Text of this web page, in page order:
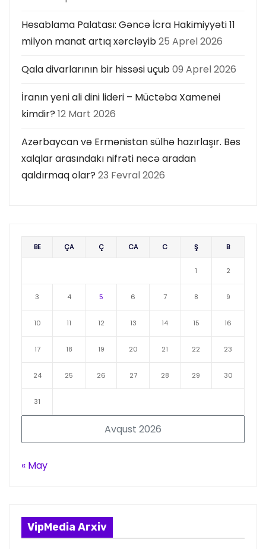
Hesablama Palatası: Gəncə İcra Hakimiyyəti 11
milyon manat artıq xərcləyib25 Aprel 2026
Qala divarlarının bir hissəsi uçub09 Aprel 2026
İranın yeni ali dini lideri – Müctəba Xamenei
kimdir? 12 Mart 2026
Azərbaycan və Ermənistan sülhə hazırlaşır. Bəs
xalqlar arasındakı nifrəti necə aradan
qaldırmaq olar? 23 Fevral 2026
Avqust 2026
BE ÇA Ç CA C Ş B
1 2
3 4 5 6 7 8 9
10 11 12 13 14 15 16
17 18 19 20 21 22 23
24 25 26 27 28 29 30
31
« May
VipMedia Arxiv